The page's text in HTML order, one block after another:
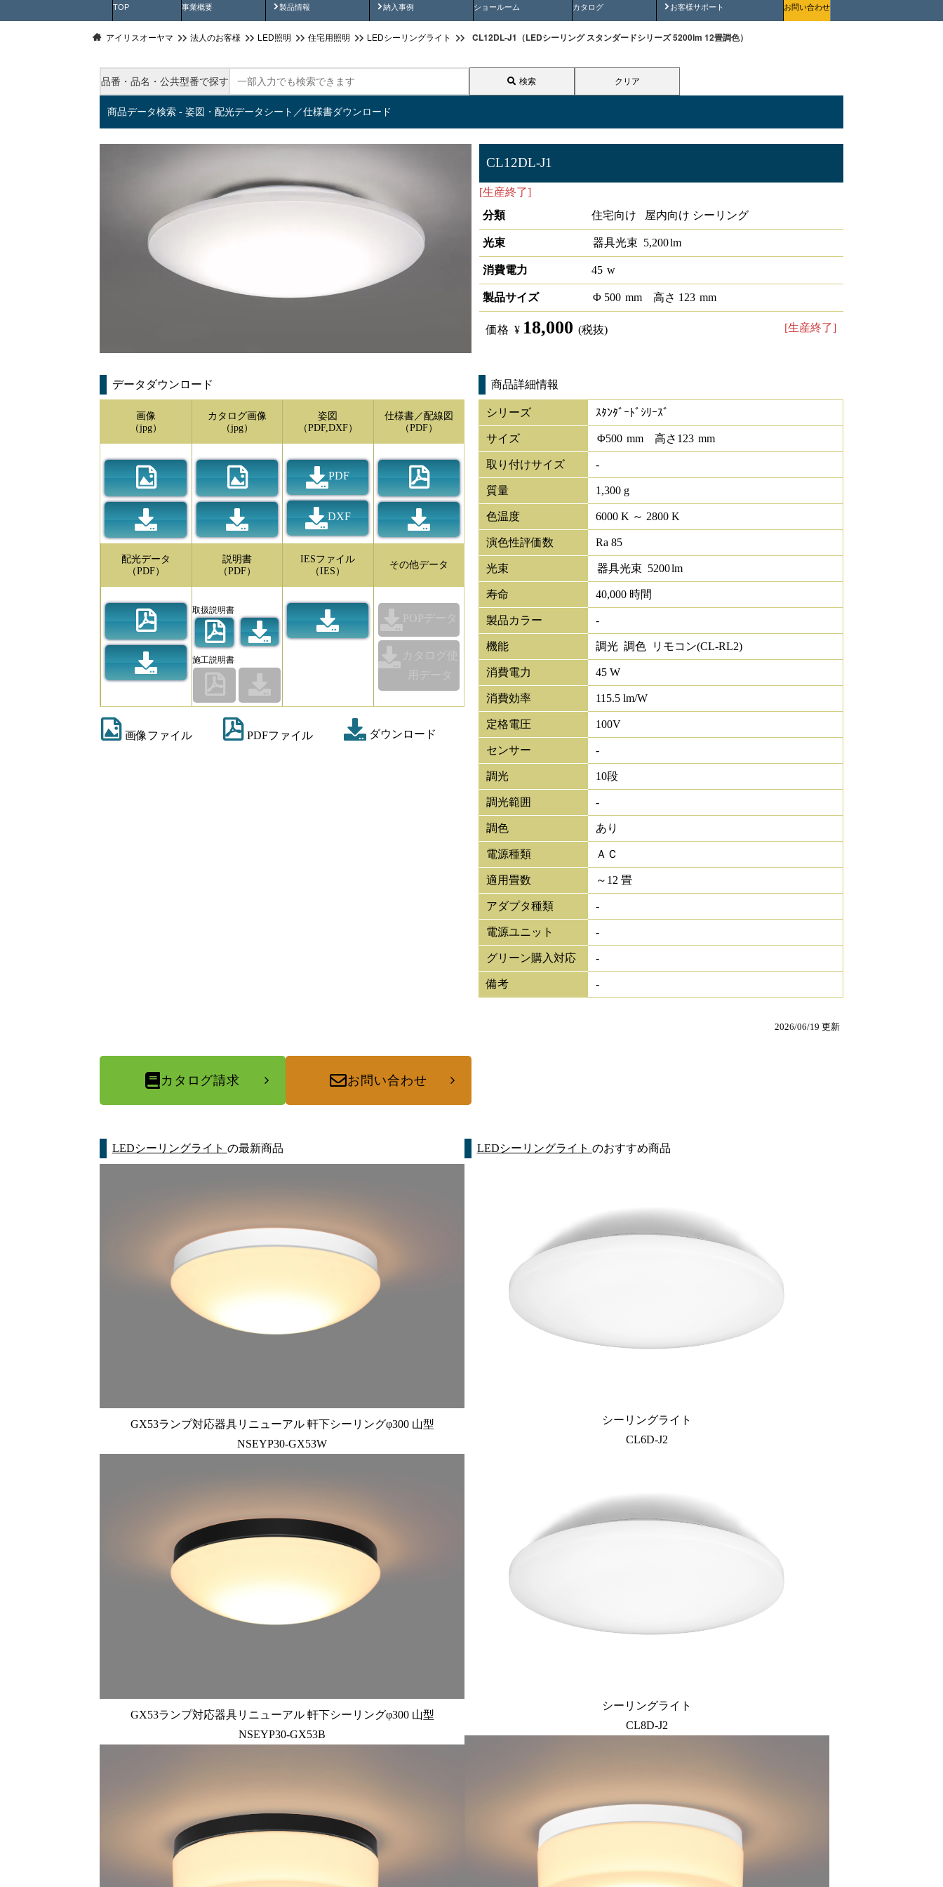
TOP 事業概要 製品情報
製品動画 納入事例
納入事例動画 ショールーム カタログ お客様サポート
安全にご使用いただくためにお問い合わせ
アイリスオーヤマ 法人のお客様 LED照明 住宅用照明 LEDシーリングライト CL12DL-J1（LEDシーリング スタンダードシリーズ 5200lm 12畳調色）
品番・品名・公共型番で探す 検索 クリア
商品データ検索 - 姿図・配光データシート／仕様書ダウンロード
CL12DL-J1
[生産終了]
分類
住宅向け 屋内向け シーリング
光束 器具光束 5,200lm
消費電力 45 w
製品サイズ Φ 500 mm 高さ 123 mm
価格 ¥ 18,000 (税抜) [生産終了]
データダウンロード
画像
（jpg）
カタログ画像
（jpg）
姿図
（PDF,DXF）
PDF
DXF
仕様書／配線図
（PDF）
配光データ
（PDF）
説明書
（PDF）
取扱説明書
施工説明書
IESファイル
（IES）
その他データ
POPデータ
カタログ使
用データ
画像ファイル PDFファイル ダウンロード
商品詳細情報
シリーズ ｽﾀﾝﾀﾞｰﾄﾞｼﾘｰｽﾞ
サイズ Φ500 mm 高さ 123 mm
取り付けサイズ -
質量 1,300 g
色温度 6000 K ～ 2800 K
演色性評価数 Ra 85
光束 器具光束 5200lm
寿命 40,000 時間
製品カラー -
機能 調光 調色 リモコン(CL-RL2)
消費電力 45 W
消費効率 115.5 lm/W
定格電圧 100V
センサー -
調光 10段
調光範囲 -
調色 あり
電源種類 ＡＣ
適用畳数 ～12 畳
アダプタ種類 -
電源ユニット -
グリーン購入対応 -
備考 -
2026/06/19 更新
カタログ請求 お問い合わせ
LEDシーリングライト の最新商品
GX53ランプ対応器具リニューアル 軒下シーリングφ300 山型
NSEYP30-GX53W
GX53ランプ対応器具リニューアル 軒下シーリングφ300 山型
NSEYP30-GX53B
LEDシーリングライト のおすすめ商品
シーリングライト
CL6D-J2
シーリングライト
CL8D-J2